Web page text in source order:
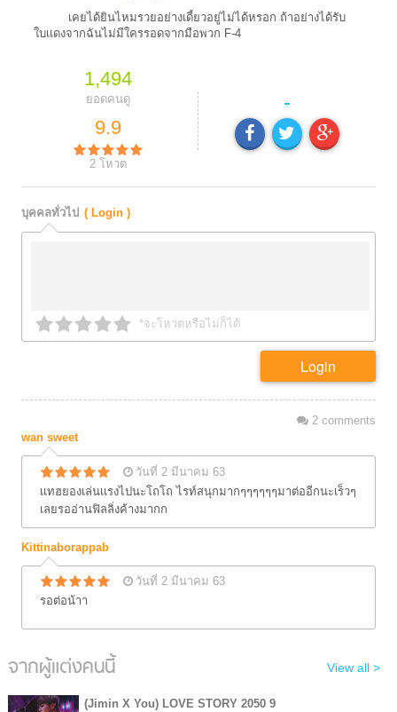
เคยได้ยินไหมรวยอย่างเดี้ยวอยู่ไม่ได้หรอก ถ้าอย่างได้รับ
ใบเเดงจากฉันไม่มีใครรอดจากมือพวก F-4
1,494
ยอดคนดู
9.9
2โหวต
-
บุคคลทั่วไป ( Login )
*จะโหวตหรือไม่ก็ได้
Login
2comments
wan sweet
วันที่ 2 มีนาคม 63
เเทฮยองเล่นเเรงไปนะโถโถ ไรท์สนุกมากๆๆๆๆๆๆมาต่ออีกนะเร็วๆ
เลยรออ่านฟิลลิ่งค้างมากก
Kittinaborappab
วันที่ 2 มีนาคม 63
รอต่อน้าา
จากผู้แต่งคนนี้ View all >
(Jimin X You) LOVE STORY 2050 9